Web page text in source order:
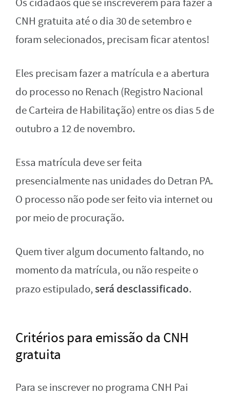
Os cidadãos que se inscreverem para fazer a
CNH gratuita até o dia 30 de setembro e
foram selecionados, precisam ficar atentos!
Eles precisam fazer a matrícula e a abertura
do processo no Renach (Registro Nacional
de Carteira de Habilitação) entre os dias 5 de
outubro a 12 de novembro.
Essa matrícula deve ser feita
presencialmente nas unidades do Detran PA.
O processo não pode ser feito via internet ou
por meio de procuração.
Quem tiver algum documento faltando, no
momento da matrícula, ou não respeite o
prazo estipulado,será desclassificado.
Critérios para emissão da CNH
gratuita
Para se inscrever no programa CNH Pai